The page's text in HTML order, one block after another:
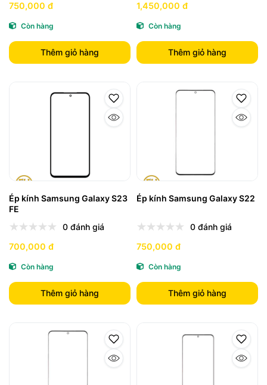
750,000 đ
Còn hàng
Thêm giỏ hàng
1,450,000 đ
Còn hàng
Thêm giỏ hàng
Ép kính Samsung Galaxy S23
FE
0 đánh giá
700,000 đ
Còn hàng
Thêm giỏ hàng
Ép kính Samsung Galaxy S22
0 đánh giá
750,000 đ
Còn hàng
Thêm giỏ hàng